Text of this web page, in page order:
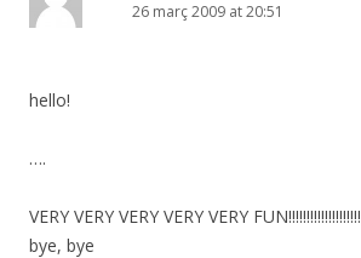
26 març 2009 at 20:51
hello!
….
VERY VERY VERY VERY VERY FUN!!!!!!!!!!!!!!!!!!!!
bye, bye